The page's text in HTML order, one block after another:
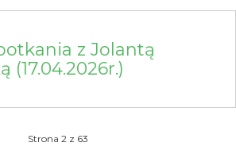
z Jolantą
(17.04.2026r.)
Strona 2 z 63